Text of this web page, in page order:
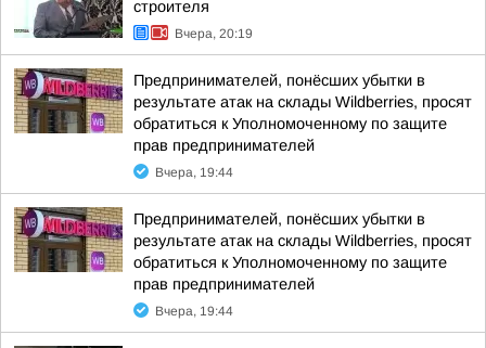
строителя
Вчера, 20:19
Предпринимателей, понёсших убытки в
результате атак на склады Wildberries, просят
обратиться к Уполномоченному по защите
прав предпринимателей
Вчера, 19:44
Предпринимателей, понёсших убытки в
результате атак на склады Wildberries, просят
обратиться к Уполномоченному по защите
прав предпринимателей
Вчера, 19:44